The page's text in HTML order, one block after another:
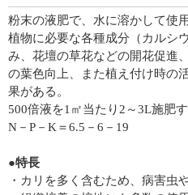
粉末の液肥で、水に溶かして使用
植物に必要な各種成分（カルシ
み、花壇の草花などの開花促進
の葉色向上、また植え付け時の
果がある。
500倍液を1㎡当たり2～3L施肥す
N－P－K＝6.5－6－19
●特長
・カリを多く含むため、病害虫